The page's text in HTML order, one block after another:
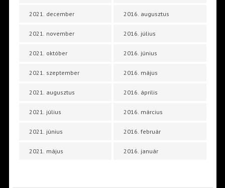
2021. december
2021. november
2021. október
2021. szeptember
2021. augusztus
2021. július
2021. június
2021. május
2016. augusztus
2016. július
2016. június
2016. május
2016. április
2016. március
2016. február
2016. január